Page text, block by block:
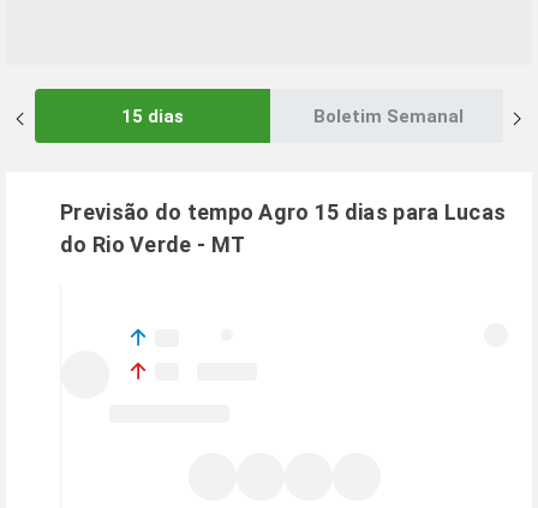
15 dias Boletim Semanal
Previsão do tempo Agro 15 dias para Lucas
do Rio Verde - MT